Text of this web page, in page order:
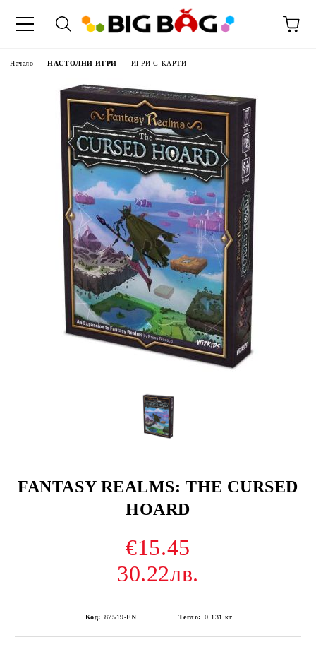
Начало НАСТОЛНИ ИГРИ ИГРИ С КАРТИ
FANTASY REALMS: THE CURSED
HOARD
€15.45
30.22лв.
Код: 87519-EN Тегло: 0.131 кг